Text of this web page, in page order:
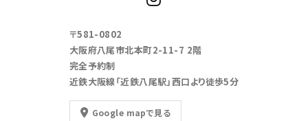
〒581-0802
大阪府八尾市北本町2-11-7 2階
完全予約制
近鉄大阪線「近鉄八尾駅」西口より徒歩5分
Google mapで見る